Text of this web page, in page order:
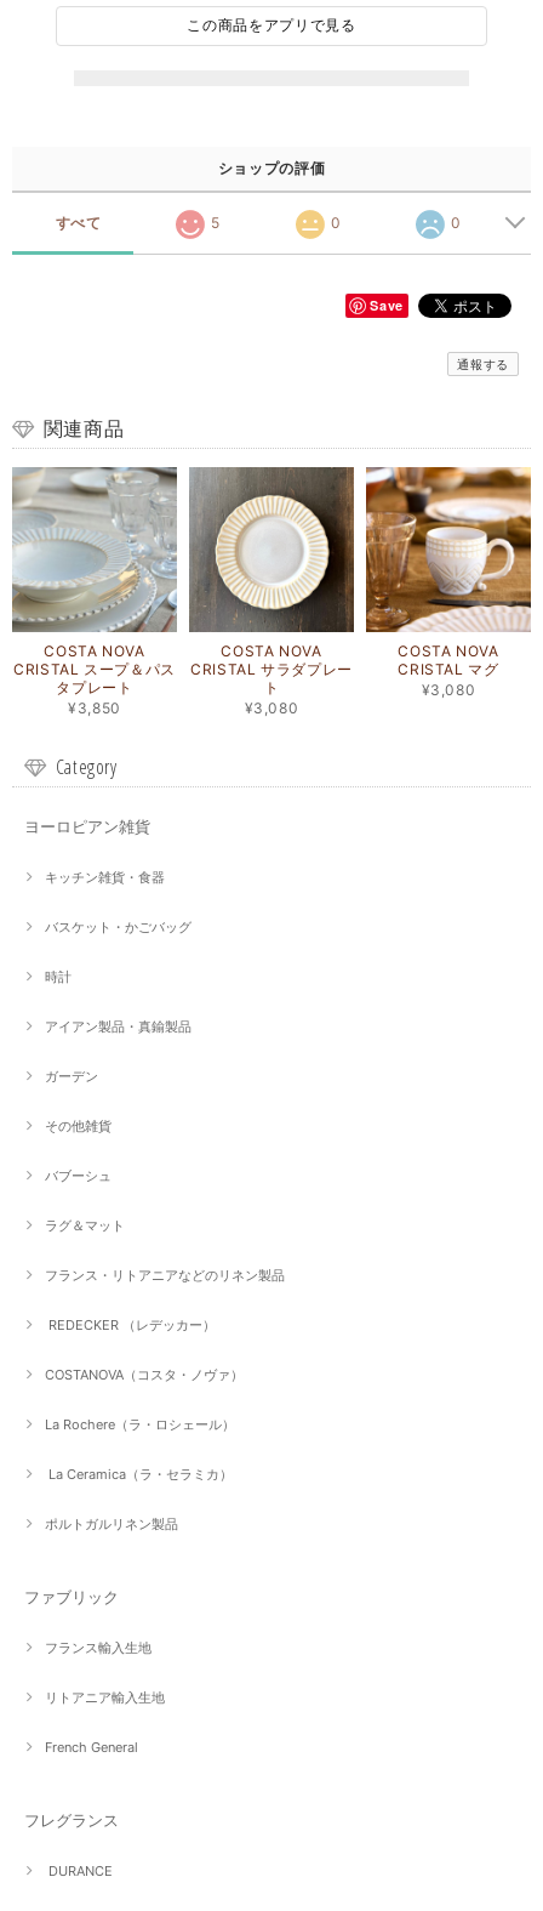
この商品をアプリで見る
ショップの評価
すべて 5 0 0
Save
通報する
関連商品
COSTA NOVA
CRISTAL スープ＆パス
タプレート
¥3,850
COSTA NOVA
CRISTAL サラダプレー
ト
¥3,080
COSTA NOVA
CRISTAL マグ
¥3,080
Category
ヨーロピアン雑貨
キッチン雑貨・食器
バスケット・かごバッグ
時計
アイアン製品・真鍮製品
ガーデン
その他雑貨
バブーシュ
ラグ＆マット
フランス・リトアニアなどのリネン製品
REDECKER （レデッカー）
COSTANOVA（コスタ・ノヴァ）
La Rochere（ラ・ロシェール）
La Ceramica（ラ・セラミカ）
ポルトガルリネン製品
ファブリック
フランス輸入生地
リトアニア輸入生地
French General
フレグランス
DURANCE